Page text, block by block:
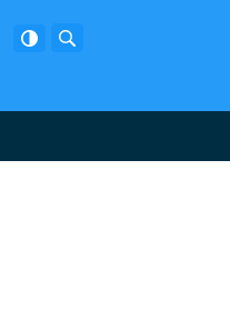
Facebook